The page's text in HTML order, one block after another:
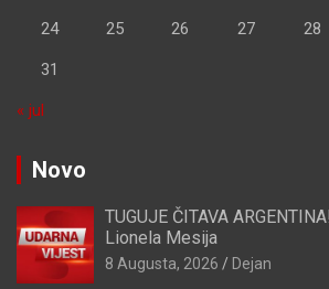
24 25 26 27 28
31
« jul
Novo
TUGUJE ČITAVA
Lionela Mesija
8 Augusta, 2026 Dejan